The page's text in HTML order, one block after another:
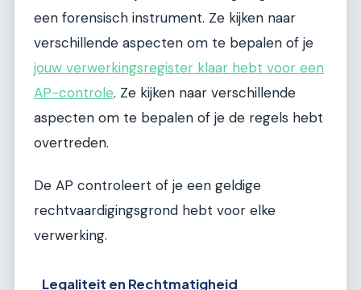
een forensisch instrument. Ze kijken naar
verschillende aspecten om te bepalen of je
jouw verwerkingsregister klaar hebt voor een
AP-controle. Ze kijken naar verschillende
aspecten om te bepalen of je de regels hebt
overtreden.
De AP controleert of je een geldige
rechtvaardigingsgrond hebt voor elke
verwerking.
Legaliteit en Rechtmatigheid